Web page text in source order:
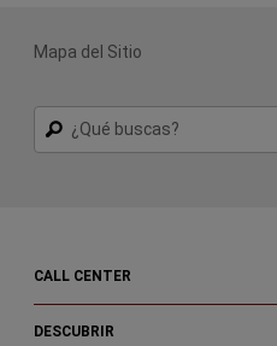
Mapa del Sitio
Buscar
CALL CENTER
DESCUBRIR